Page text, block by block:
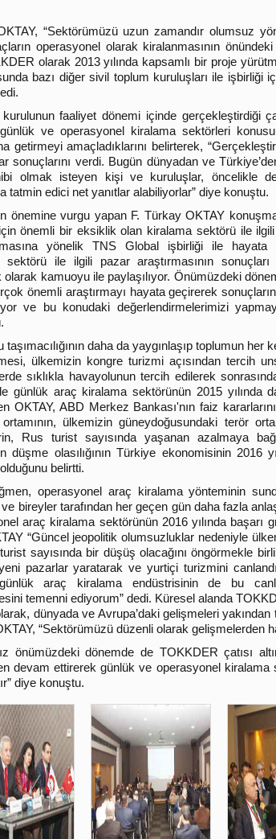
“Sektörümüzü uzun zamandır olumsuz
operasyonel olarak kiralanmasının önündeki
olarak 2013 yılında kapsamlı bir proje
bazı diğer sivil toplum kuruluşları ile işbirliği
faaliyet dönemi içinde gerçekleştirdiği
ve operasyonel kiralama sektörleri
getirmeyi amaçladıklarını belirterek,
sonuçlarını verdi. Bugün dünyadan ve
olmak isteyen kişi ve kuruluşlar, öncelikle
tatmin edici net yanıtlar alabiliyorlar” diye konuştu.
önemine vurgu yapan F. Türkay OKTAY
önemli bir eksiklik olan kiralama sektörü ile ilgili
yönelik TNS Global işbirliği ile hayata
sektörü ile ilgili pazar araştırmasının sonuçları
olarak kamuoyu ile paylaşılıyor. Önümüzdeki
önemli araştırmayı hayata geçirerek
ve bu konudaki değerlendirmelerimizi
taşımacılığının daha da yaygınlaşıp toplumun her
ülkemizin kongre turizmi açısından tercih
sıklıkla havayolunun tercih edilerek
günlük araç kiralama sektörünün 2015 yılında
OKTAY, ABD Merkez Bankası'nın faiz
ülkemizin güneydoğusundaki terör
Rus turist sayısında yaşanan azalmaya
düşme olasılığının Türkiye ekonomisinin 2016
belirtti.
operasyonel araç kiralama yönteminin
bireyler tarafından her geçen gün daha fazla
araç kiralama sektörünün 2016 yılında başarı
“Güncel jeopolitik olumsuzluklar nedeniyle
sayısında bir düşüş olacağını öngörmekle
pazarlar yaratarak ve yurtiçi turizmini
araç kiralama endüstrisinin de bu
temenni ediyorum” dedi. Küresel alanda
dünyada ve Avrupa’daki gelişmeleri
“Sektörümüzü düzenli olarak gelişmelerden
önümüzdeki dönemde de TOKKDER çatısı
devam ettirerek günlük ve operasyonel kiralama
diye konuştu.